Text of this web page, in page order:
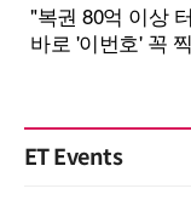
ET Events